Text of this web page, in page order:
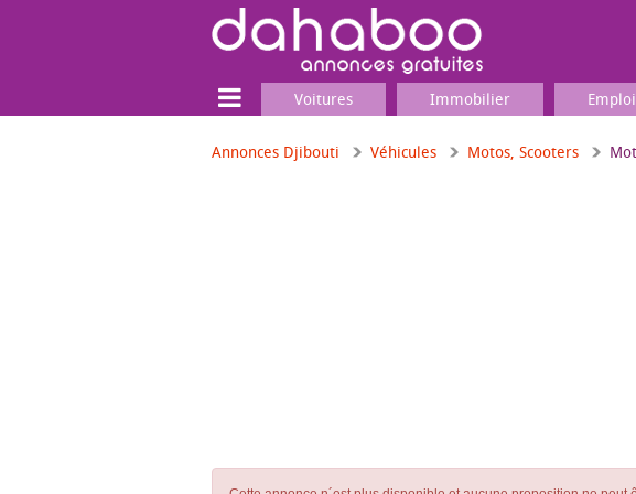
Voitures Immobilier
Annonces Djibouti Véhicules Motos, Scooters